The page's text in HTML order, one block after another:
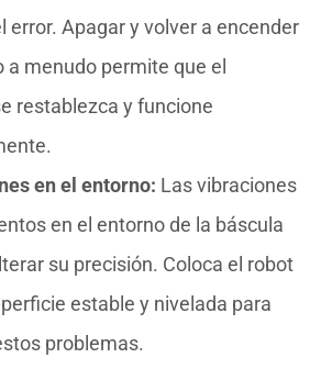
error. Apagar y volver a encender
a menudo permite que el
restablezca y funcione
en el entorno: Las vibraciones
en el entorno de la báscula
su precisión. Coloca el robot
estable y nivelada para
problemas.